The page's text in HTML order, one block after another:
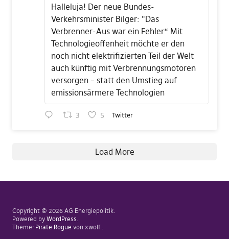
Halleluja! Der neue Bundes-
Verkehrsminister Bilger: "Das
Verbrenner-Aus war ein Fehler“ Mit
Technologieoffenheit möchte er den
noch nicht elektrifizierten Teil der Welt
auch künftig mit Verbrennungsmotoren
versorgen – statt den Umstieg auf
emissionsärmere Technologien
3 5 Twitter
Load More
Copyright © 2026 AG Energiepolitik
Powered by WordPress
Theme: Pirate Rogue von xwolf